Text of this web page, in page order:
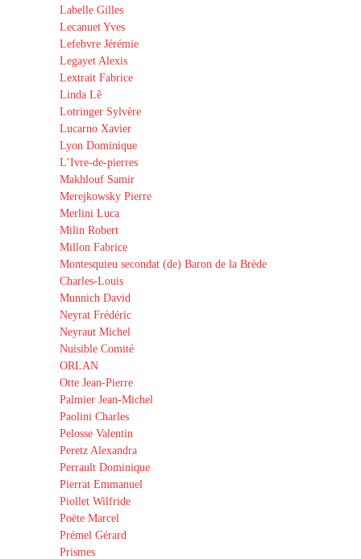
Labelle Gilles
Lecanuet Yves
Lefebvre Jérémie
Legayet Alexis
Lextrait Fabrice
Linda Lê
Lotringer Sylvère
Lucarno Xavier
Lyon Dominique
L’Ivre-de-pierres
Makhlouf Samir
Merejkowsky Pierre
Merlini Luca
Milin Robert
Millon Fabrice
Montesquieu secondat (de) Baron de la Brède
Charles-Louis
Munnich David
Neyrat Frédéric
Neyraut Michel
Nuisible Comité
ORLAN
Otte Jean-Pierre
Palmier Jean-Michel
Paolini Charles
Pelosse Valentin
Peretz Alexandra
Perrault Dominique
Pierrat Emmanuel
Piollet Wilfride
Poëte Marcel
Prémel Gérard
Prismes